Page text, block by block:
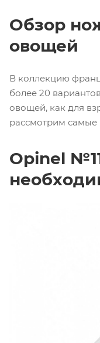
Обзор
овощей
В коллекцию
более 20
овощей, как для
рассмотрим
Opinel